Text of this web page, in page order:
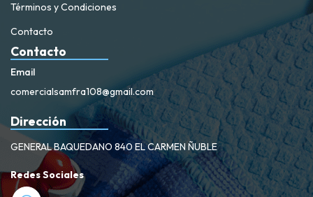
Términos y Condiciones
Contacto
Contacto
Email
comercialsamfra108@gmail.com
Dirección
GENERAL BAQUEDANO 840 EL CARMEN ÑUBLE
Redes Sociales